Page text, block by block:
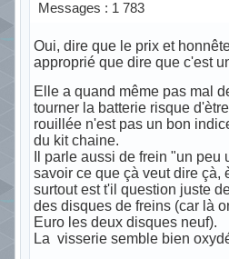
Messages : 1 783
Oui, dire que le prix et
approprié que dire que c'est
Elle a quand même pas mal
tourner la batterie risque
rouillée n'est pas un bon
du kit chaine.
Il parle aussi de frein "un
savoir ce que çà veut dire çà,
surtout est t'il question juste
des disques de freins (car là
Euro les deux disques neuf).
La visserie semble bien